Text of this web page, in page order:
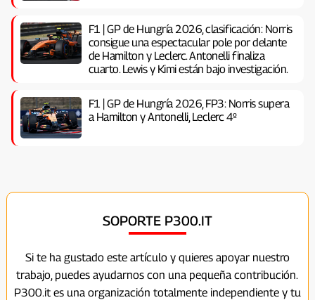
F1 | GP de Hungría 2026, clasificación: Norris
consigue una espectacular pole por delante
de Hamilton y Leclerc. Antonelli finaliza
cuarto. Lewis y Kimi están bajo investigación.
F1 | GP de Hungría 2026, FP3: Norris supera
a Hamilton y Antonelli, Leclerc 4º
SOPORTE P300.IT
Si te ha gustado este artículo y quieres apoyar nuestro
trabajo, puedes ayudarnos con una pequeña contribución.
P300.it es una organización totalmente independiente y tu